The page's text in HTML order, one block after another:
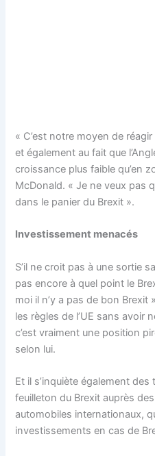
« C’est notre moyen de
et également au fait que
croissance plus faible qu’en
McDonald. « Je ne veux pas
dans le panier du Brexit ».
Investissement menacés
S’il ne croit pas à une sortie
pas encore à quel point le
moi il n’y a pas de bon
les règles de l’UE sans avoir
c’est vraiment une position
selon lui.
Et il s’inquiète également
feuilleton du Brexit auprès
automobiles internationaux,
investissements en cas de